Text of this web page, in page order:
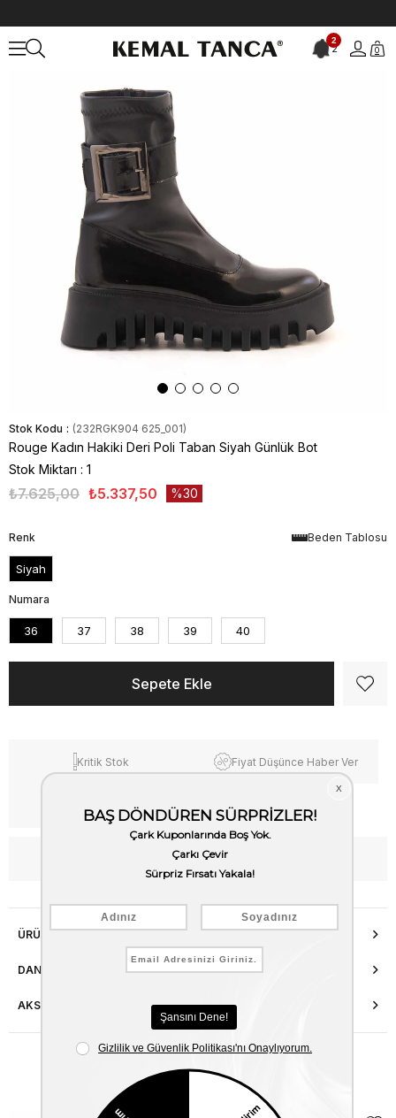
2
2 0
Stok Kodu (232RGK904 625_001)
Rouge Kadın Hakiki Deri Poli Taban Siyah Günlük Bot
Stok Miktarı : 1
₺7.625,00 ₺5.337,50 30
Beden Tablosu
Renk
Siyah
Numara
36 37 38 39 40
Kritik Stok Fiyat Düşünce Haber Ver
Kargo Bedava
WhatsApp’tan Bilgi Al
ÜRÜN ÖZELLIKLERI
DANIŞMA HATTI
AKSESUAR ONARIMI
Benzer Ürünler